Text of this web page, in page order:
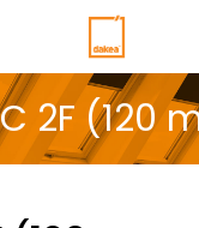
2F (120